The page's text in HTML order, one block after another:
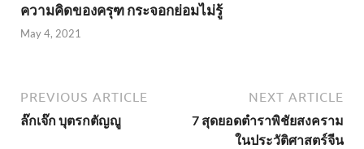
ความคิดของครุฑ กระจอกย่อมไม่รู้
May 4, 2021
PREVIOUS ARTICLE
ล๊กเจ๊ก บุตรกตัญญู
NEXT ARTICLE
7 สุดยอดตำราพิชัยสงคราม
ในประวัติศาสตร์จีน